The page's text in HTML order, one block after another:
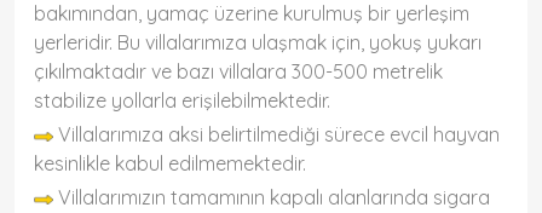
bakımından, yamaç üzerine kurulmuş bir yerleşim
yerleridir. Bu villalarımıza ulaşmak için, yokuş yukarı
çıkılmaktadır ve bazı villalara 300-500 metrelik
stabilize yollarla erişilebilmektedir.
Villalarımıza aksi belirtilmediği sürece evcil hayvan
kesinlikle kabul edilmemektedir.
Villalarımızın tamamının kapalı alanlarında sigara